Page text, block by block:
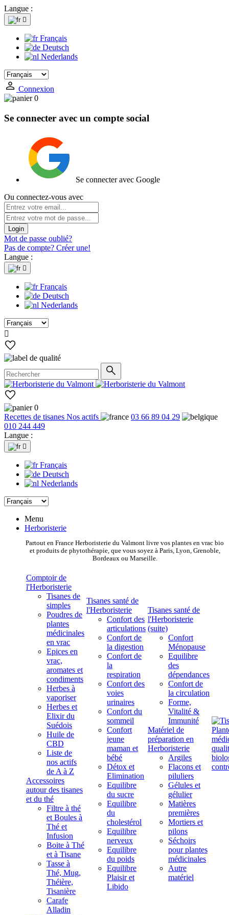
Langue :

Français
Deutsch
Nederlands
Connexion
0
Se connecter avec un compte social
Se connecter avec Google
Ou connectez-vous avec
Login
Mot de passe oublié?
Pas de compte? Créer une!
Langue :

Français
Deutsch
Nederlands

0
Recettes de tisanes Nos actifs
03 66 89 04 29
010 244 449
Langue :

Français
Deutsch
Nederlands
Menu
Herboristerie
Partout en France Herboristerie du Valmont livre vos plantes en vrac bio
et produits de phytothérapie, que vous soyez à Paris, Lyon, Grenoble,
Bordeaux ou Marseille.
Comptoir de
l'Herboristerie
Tisanes de
simples
Poudres de
plantes
médicinales
en vrac
Epices en
vrac,
aromates et
condiments
Herbes à
vaporiser
Herbes et
Elixir du
Suédois
Huile de
CBD
Liste de
nos actifs
de A à Z
Accessoires
autour des tisanes
et du thé
Filtre à thé
et Boules à
Thé et
Infusion
Boite à Thé
et à Tisane
Tasse à
Thé, Mug,
Théière,
Tisanière
Carafe
Alladin
Tisanes santé de
l'Herboristerie
Confort des
articulations
Confort de
la digestion
Confort de
la
respiration
Confort des
voies
urinaires
Confort du
sommeil
Confort
jeune
maman et
bébé
Détox et
Elimination
Equilibre
du sucre
Equilibre
du
cholestérol
Equilibre
nerveux
Equilibre
du poids
Equilibre
Plaisir et
Libido
Tisanes santé de
l'Herboristerie
(suite)
Confort
Ménopause
Equilibre
des
dépendances
Confort de
la circulation
Forme,
Vitalité &
Immunité
Matériel de
préparation en
Herboristerie
Argiles
Flacons et
piluliers
Gélules et
gélulier
Matières
premières
Mortiers et
pilons
Séchoirs
pour plantes
médicinales
Autre
matériel